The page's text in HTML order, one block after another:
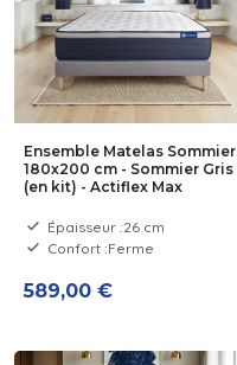
Ensemble Matelas Sommier
180x200 cm - Sommier Gris
(en kit) - Actiflex Max
Épaisseur :26 cm
Confort :Ferme
589,00 €